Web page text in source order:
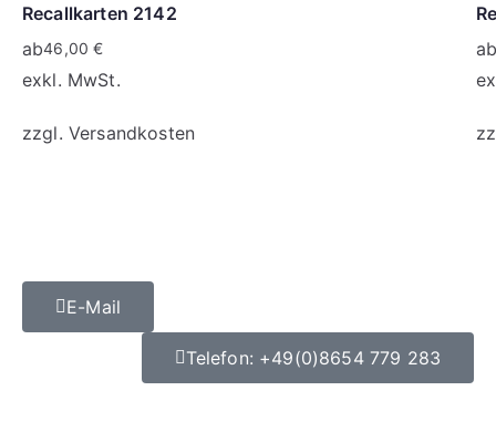
Recallkarten 2142
ab46,00€
exkl. MwSt.
zzgl. Versandkosten
E-Mail
Telefon: +49(0)8654 779 283